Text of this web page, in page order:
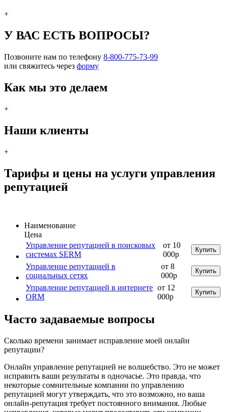
+
У ВАС ЕСТЬ ВОПРОСЫ?
Позвоните нам по телефону 8-800-775-73-99
или свяжитесь через форму
Как мы это делаем
+
Наши клиенты
+
Тарифы и цены на услуги управления
репутацией
Наименование
Цена
Управление репутацией в поисковых
системах SERM
от 10
000р
Купить
Управление репутацией в
социальных сетях
от 8
000р
Купить
Управление репутацией в интернете
ORM
от 12
000р
Купить
Часто задаваемые вопросы
Сколько времени занимает исправление моей онлайн
репутации?
Онлайн управление репутацией не волшебство. Это не может
исправить ваши результаты в одночасье. Это правда, что
некоторые сомнительные компании по управлению
репутацией могут утверждать, что это возможно, но ваша
онлайн-репутация требует постоянного внимания. Любые